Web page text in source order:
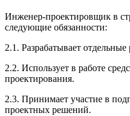
Инженер-проектировщик в
следующие обязанности:
2.1. Разрабатывает
2.2. Использует в работе
проектирования.
2.3. Принимает участие в
проектных решений.